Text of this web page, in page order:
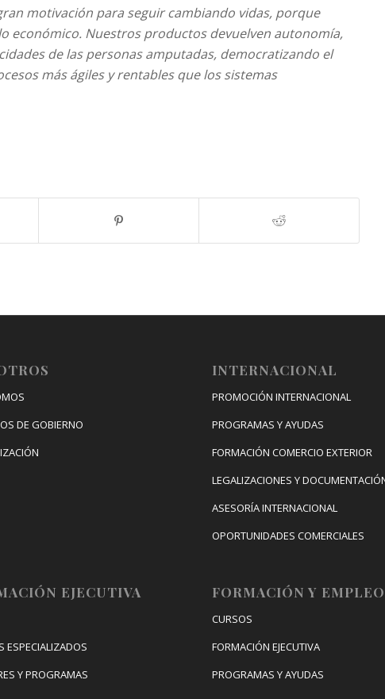
motivación para seguir cambiando vidas, porque
económico. Nuestros productos devuelven autonomía,
de las personas amputadas, democratizando el
más ágiles y rentables que los sistemas
DE GOBIERNO
EJECUTIVA
ESPECIALIZADOS
Y PROGRAMAS
INTERNACIONAL
PROMOCIÓN INTERNACIONAL
PROGRAMAS Y AYUDAS
FORMACIÓN COMERCIO EXTERIOR
LEGALIZACIONES Y
ASESORÍA INTERNACIONAL
OPORTUNIDADES COMERCIALES
FORMACIÓN Y EMPLEO
CURSOS
FORMACIÓN EJECUTIVA
PROGRAMAS Y AYUDAS